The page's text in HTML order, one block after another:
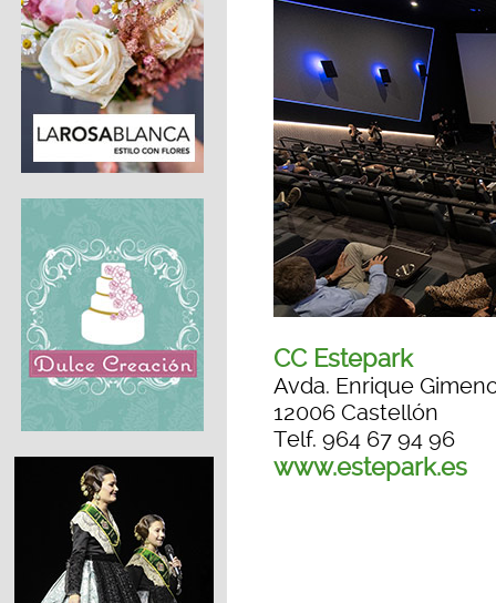
CC Estepark
Avda. Enrique
12006 Castellón
Telf. 964 67 94 96
www.estepark.es